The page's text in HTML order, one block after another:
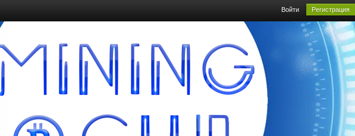
Войти Регистрация